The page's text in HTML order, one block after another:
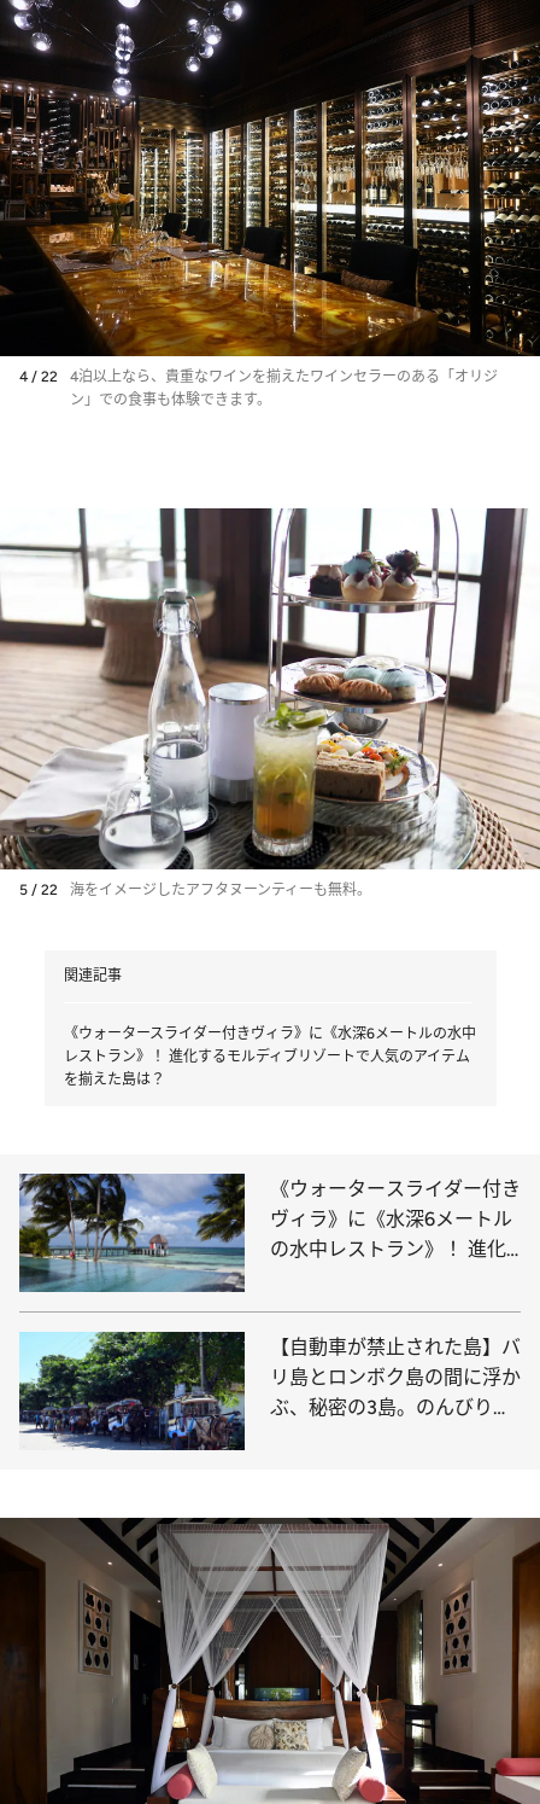
4 / 22
4泊以上なら、貴重なワインを揃えたワインセラーのある「オリジ
ン」での食事も体験できます。
5 / 22 海をイメージしたアフタヌーンティーも無料。
関連記事
《ウォータースライダー付きヴィラ》に《水深6メートルの水中
レストラン》！ 進化するモルディブリゾートで人気のアイテム
を揃えた島は？
《ウォータースライダー付き
ヴィラ》に《水深6メートル
の水中レストラン》！ 進化
気のアイテムを揃えた島は？
【自動車が禁止された島】バ
リ島とロンボク島の間に浮か
ぶ、秘密の3島。のんびりと